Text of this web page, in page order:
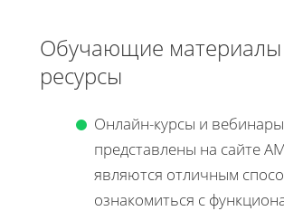
Обучающие
ресурсы
Онлайн-курсы и
представлены на сайте
являются отличным
ознакомиться с